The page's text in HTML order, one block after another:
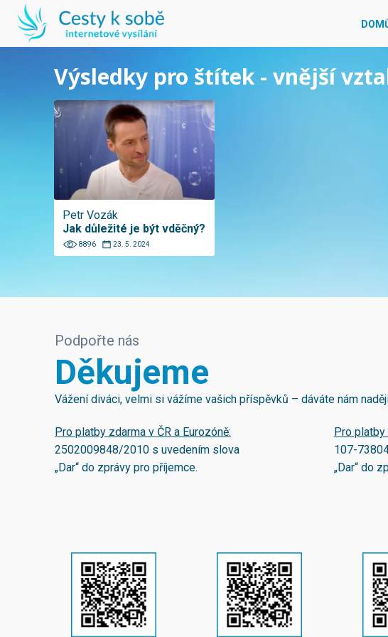
Výsledky pro štítek - vnější
Petr Vozák
Jak důležité je být vděčný?
8896 23. 5. 2024
Podpořte nás
Děkujeme
Vážení diváci, velmi si vážíme vašich příspěvků – dáváte nám
Pro platby zdarma v ČR a Eurozóně:
2502009848/2010 s uvedením slova
„Dar“ do zprávy pro příjemce.
Pro platby
107-
„Dar“ do